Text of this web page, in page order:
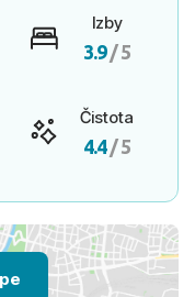
Izby
3.9/ 5
Čistota
4.4/ 5